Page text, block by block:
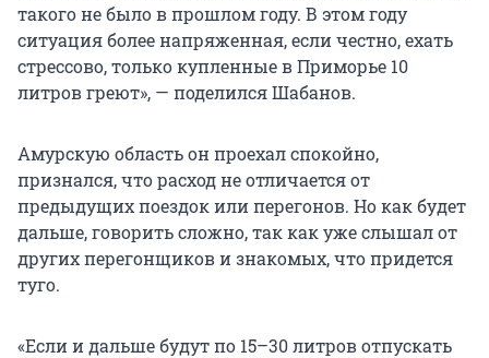
такого не было в прошлом году. В этом году
ситуация более напряженная, если честно, ехать
стрессово, только купленные в Приморье 10
литров греют», — поделился Шабанов.
Амурскую область он проехал спокойно,
признался, что расход не отличается от
предыдущих поездок или перегонов. Но как будет
дальше, говорить сложно, так как уже слышал от
других перегонщиков и знакомых, что придется
туго.
«Если и дальше будут по 15–30 литров отпускать